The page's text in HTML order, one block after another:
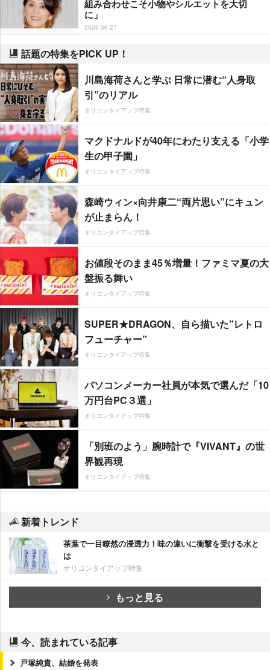
組み合わせこそ小物やシルエットを大切
に」
2026-06-27
話題の特集をPICK UP！
川島海荷さんと学ぶ 日常に潜む“人身取
引”のリアル
オリコンタイアップ特集
マクドナルドが40年にわたり支える「小学
生の甲子園」
オリコンタイアップ特集
森崎ウィン×向井康二“両片思い”にキュン
が止まらん！
オリコンタイアップ特集
お値段そのまま45％増量！ファミマ夏の大
盤振る舞い
オリコンタイアップ特集
SUPER★DRAGON、自ら描いた”レトロ
フューチャー”
オリコンタイアップ特集
パソコンメーカー社員が本気で選んだ「10
万円台PC３選」
オリコンタイアップ特集
「別班のよう」腕時計で『VIVANT』の世
界観再現
オリコンタイアップ特集
新着トレンド
茶葉で一目瞭然の浸透力！味の違いに衝撃を受ける水と
は
オリコンタイアップ特集
もっと見る
今、読まれている記事
戸塚純貴、結婚を発表